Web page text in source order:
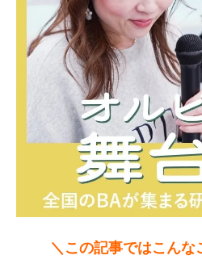
＼この記事ではこんな